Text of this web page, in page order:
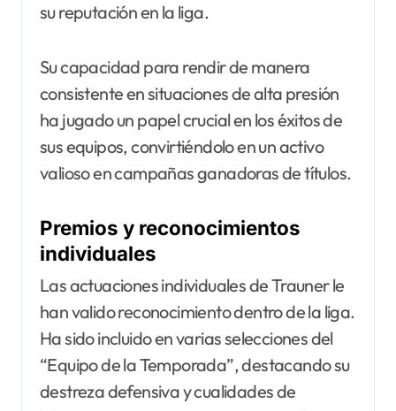
su reputación en la liga.
Su capacidad para rendir de manera
consistente en situaciones de alta presión
ha jugado un papel crucial en los éxitos de
sus equipos, convirtiéndolo en un activo
valioso en campañas ganadoras de títulos.
Premios y reconocimientos
individuales
Las actuaciones individuales de Trauner le
han valido reconocimiento dentro de la liga.
Ha sido incluido en varias selecciones del
“Equipo de la Temporada”, destacando su
destreza defensiva y cualidades de